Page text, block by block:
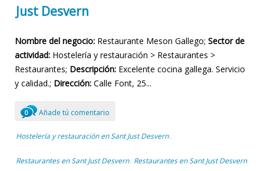
Just Desvern
Nombre del negocio: Restaurante Meson Gallego; Sector de
actividad: Hostelería y restauración > Restaurantes >
Restaurantes; Descripción: Excelente cocina gallega. Servicio
y calidad.; Dirección: Calle Font, 25...
0 Añade tú comentario
Hostelería y restauración en Sant Just Desvern ,
Restaurantes en Sant Just Desvern , Restaurantes en Sant Just Desvern